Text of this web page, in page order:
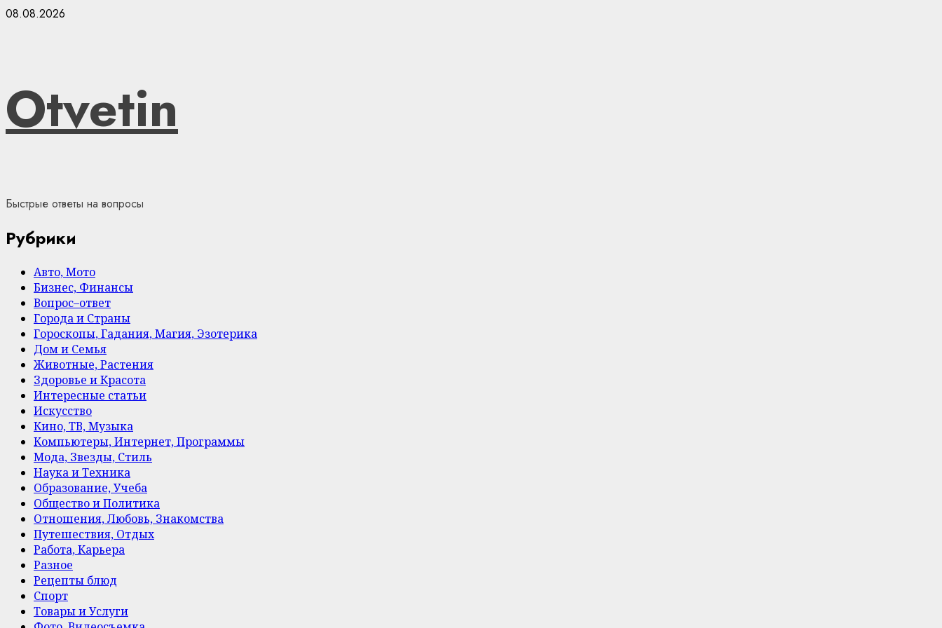
Skip
08.08.2026
Otvetin
Быстрые ответы на вопросы
Рубрики
Авто, Мото
Бизнес, Финансы
Вопрос–ответ
Города и Страны
Гороскопы, Гадания, Магия, Эзотерика
Дом и Семья
Животные, Растения
Здоровье и Красота
Интересные статьи
Искусство
Кино, ТВ, Музыка
Компьютеры, Интернет, Программы
Мода, Звезды, Стиль
Наука и Техника
Образование, Учеба
Общество и Политика
Отношения, Любовь, Знакомства
Путешествия, Отдых
Работа, Карьера
Разное
Рецепты блюд
Спорт
Товары и Услуги